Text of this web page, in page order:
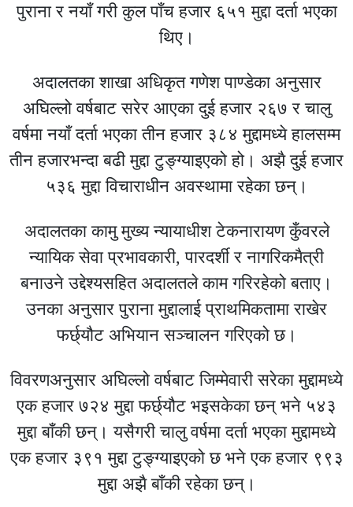
पुराना र नयाँ गरी कुल पाँच हजार ६५१ मुद्दा दर्ता भएका
थिए।
अदालतका शाखा अधिकृत गणेश पाण्डेका अनुसार
अघिल्लो वर्षबाट सरेर आएका दुई हजार २६७ र चालु
वर्षमा नयाँ दर्ता भएका तीन हजार ३८४ मुद्दामध्ये हालसम्म
तीन हजारभन्दा बढी मुद्दा टुङ्ग्याइएको हो। अझै दुई हजार
५३६ मुद्दा विचाराधीन अवस्थामा रहेका छन्।
अदालतका कामु मुख्य न्यायाधीश टेकनारायण कुँवरले
न्यायिक सेवा प्रभावकारी, पारदर्शी र नागरिकमैत्री
बनाउने उद्देश्यसहित अदालतले काम गरिरहेको बताए।
उनका अनुसार पुराना मुद्दालाई प्राथमिकतामा राखेर
फर्छ्यौट अभियान सञ्चालन गरिएको छ।
विवरणअनुसार अघिल्लो वर्षबाट जिम्मेवारी सरेका मुद्दामध्ये
एक हजार ७२४ मुद्दा फर्छ्यौट भइसकेका छन् भने ५४३
मुद्दा बाँकी छन्। यसैगरी चालु वर्षमा दर्ता भएका मुद्दामध्ये
एक हजार ३९१ मुद्दा टुङ्ग्याइएको छ भने एक हजार ९९३
मुद्दा अझै बाँकी रहेका छन्।